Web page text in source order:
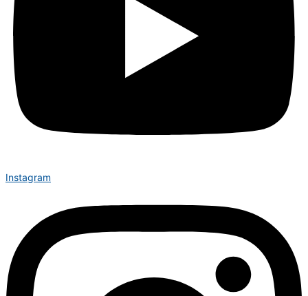
Instagram